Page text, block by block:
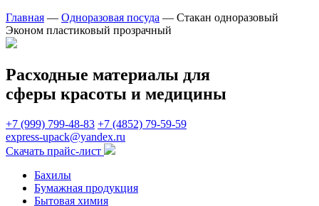
Главная — Одноразовая посуда — Стакан одноразовый
Эконом пластиковый прозрачный
Расходные материалы для
сферы красоты и медицины
+7 (999) 799-48-83 +7 (4852) 79-59-59
express-upack@yandex.ru
Скачать прайс-лист
Бахилы
Бумажная продукция
Бытовая химия